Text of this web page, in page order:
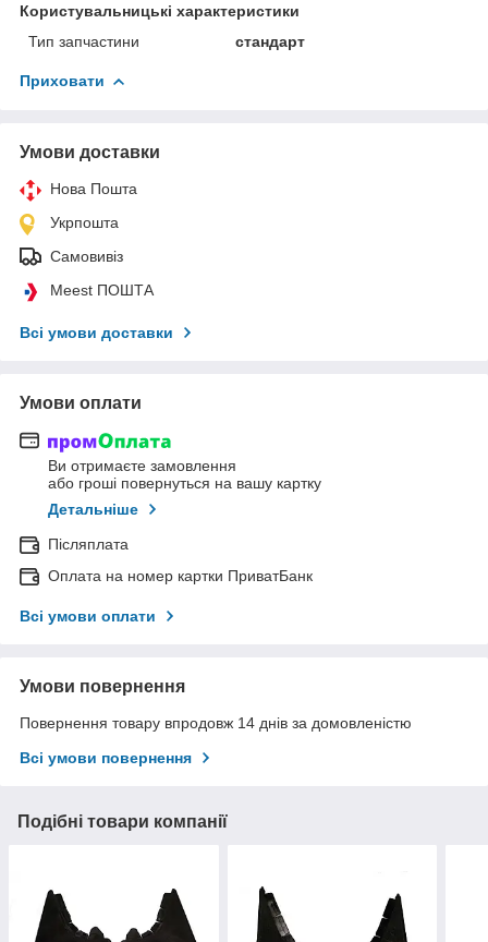
Користувальницькі характеристики
Тип запчастини
стандарт
Приховати
Умови доставки
Нова Пошта
Укрпошта
Самовивіз
Meest ПОШТА
Всі умови доставки
Умови оплати
Ви отримаєте замовлення
або гроші повернуться на вашу картку
Детальніше
Післяплата
Оплата на номер картки ПриватБанк
Всі умови оплати
Умови повернення
Повернення товару впродовж 14 днів за домовленістю
Всі умови повернення
Подібні товари компанії